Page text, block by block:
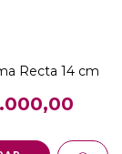
Recta 14 cm